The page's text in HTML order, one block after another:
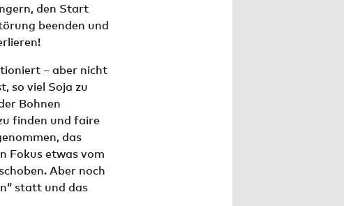
den Start
beenden und
– aber nicht
so viel Soja zu
Bohnen
finden und faire
das
Fokus etwas vom
Aber noch
statt und das